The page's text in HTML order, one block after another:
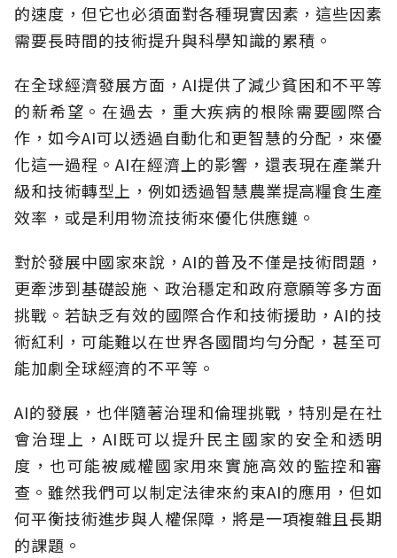
的速度，但它也必須面對各種現實因素，這些因素
需要長時間的技術提升與科學知識的累積。
在全球經濟發展方面，AI提供了減少貧困和不平等
的新希望。在過去，重大疾病的根除需要國際合
作，如今AI可以透過自動化和更智慧的分配，來優
化這一過程。AI在經濟上的影響，還表現在產業升
級和技術轉型上，例如透過智慧農業提高糧食生產
效率，或是利用物流技術來優化供應鏈。
對於發展中國家來說，AI的普及不僅是技術問題，
更牽涉到基礎設施、政治穩定和政府意願等多方面
挑戰。若缺乏有效的國際合作和技術援助，AI的技
術紅利，可能難以在世界各國間均勻分配，甚至可
能加劇全球經濟的不平等。
AI的發展，也伴隨著治理和倫理挑戰，特別是在社
會治理上，AI既可以提升民主國家的安全和透明
度，也可能被威權國家用來實施高效的監控和審
查。雖然我們可以制定法律來約束AI的應用，但如
何平衡技術進步與人權保障，將是一項複雜且長期
的課題。